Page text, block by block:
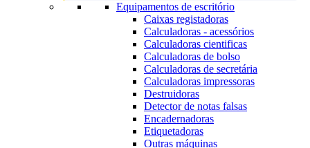
Equipamentos de escritório
Caixas registadoras
Calculadoras - acessórios
Calculadoras cientificas
Calculadoras de bolso
Calculadoras de secretária
Calculadoras impressoras
Destruidoras
Detector de notas falsas
Encadernadoras
Etiquetadoras
Outras máquinas